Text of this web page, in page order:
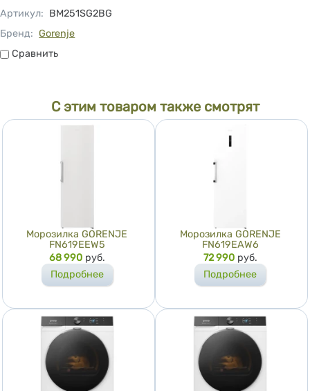
Артикул: BM251SG2BG
Бренд: Gorenje
СравнитьСравнить
С этим товаром также смотрят
Морозилка GORENJE
FN619EEW5
Цена
68 990 руб.
Подробнее
Морозилка GORENJE
FN619EAW6
Цена
72 990 руб.
Подробнее